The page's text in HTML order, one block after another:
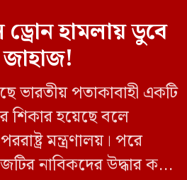
হামলায় ডুবে
ভারতীয় পতাকাবাহী একটি
শিকার হয়েছে বলে
মন্ত্রণালয়। পরে
নাবিকদের উদ্ধার করে